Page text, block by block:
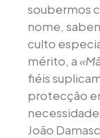
soubermos
nome,
culto
mérito, a
fiéis
protecção
João